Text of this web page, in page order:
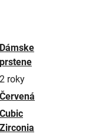
Dámske
prstene
2 roky
Červená
Cubic
Zirconia